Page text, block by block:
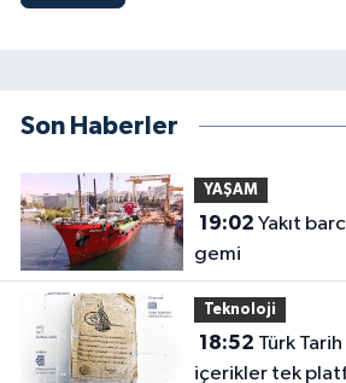
Son Haberler
YAŞAM
19:02
gemi
Teknoloji
18:52
içerikler tek